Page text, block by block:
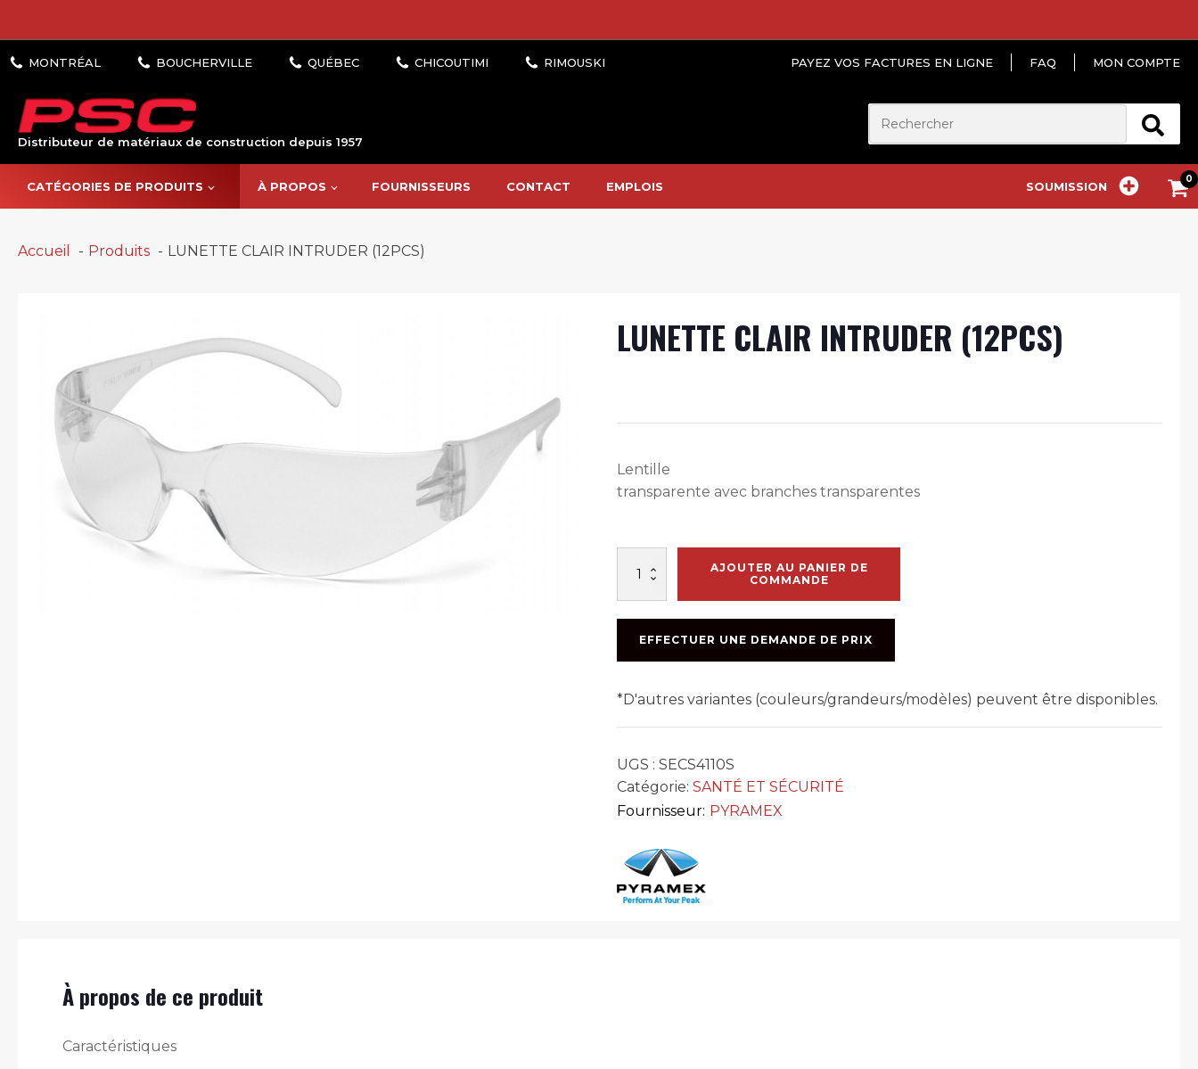
PAYEZ VOS FACTURES EN LIGNE FAQ MON COMPTE
Distributeur de matériaux de construction depuis 1957
CATÉGORIES DE PRODUITS À PROPOS FOURNISSEURS CONTACT EMPLOIS SOUMISSION
Accueil Produits LUNETTE CLAIR INTRUDER (12PCS)
LUNETTE CLAIR INTRUDER (12PCS)
Lentille
transparente avec branches transparentes
(12PCS)
AJOUTER AU PANIER DE
COMMANDE
EFFECTUER UNE DEMANDE DE PRIX
*D'autres variantes (couleurs/grandeurs/modèles) peuvent être disponibles.
UGS : SECS4110S
Catégorie: SANTÉ ET SÉCURITÉ
Fournisseur: PYRAMEX
À propos de ce produit
Caractéristiques